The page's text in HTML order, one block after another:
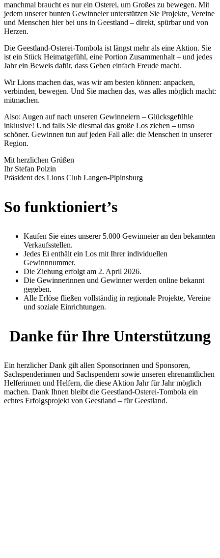
manchmal braucht es nur ein Osterei, um Großes zu bewegen. Mit
jedem unserer bunten Gewinneier unterstützen Sie Projekte, Vereine
und Menschen hier bei uns in Geestland – direkt, spürbar und von
Herzen.
Die Geestland-Osterei-Tombola ist längst mehr als eine Aktion. Sie
ist ein Stück Heimatgefühl, eine Portion Zusammenhalt – und jedes
Jahr ein Beweis dafür, dass Geben einfach Freude macht.
Wir Lions machen das, was wir am besten können: anpacken,
verbinden, bewegen. Und Sie machen das, was alles möglich macht:
mitmachen.
Also: Augen auf nach unseren Gewinneiern – Glücksgefühle
inklusive! Und falls Sie diesmal das große Los ziehen – umso
schöner. Gewinnen tun auf jeden Fall alle: die Menschen in unserer
Region.
Mit herzlichen Grüßen
Ihr Stefan Polzin
Präsident des Lions Club Langen-Pipinsburg
So funktioniert’s
Kaufen Sie eines unserer 5.000 Gewinneier an den bekannten
Verkaufsstellen.
Jedes Ei enthält ein Los mit Ihrer individuellen
Gewinnnummer.
Die Ziehung erfolgt am 2. April 2026.
Die Gewinnerinnen und Gewinner werden online bekannt
gegeben.
Alle Erlöse fließen vollständig in regionale Projekte, Vereine
und soziale Einrichtungen.
Danke für Ihre Unterstützung
Ein herzlicher Dank gilt allen Sponsorinnen und Sponsoren,
Sachspenderinnen und Sachspendern sowie unseren ehrenamtlichen
Helferinnen und Helfern, die diese Aktion Jahr für Jahr möglich
machen. Dank Ihnen bleibt die Geestland-Osterei-Tombola ein
echtes Erfolgsprojekt von Geestland – für Geestland.